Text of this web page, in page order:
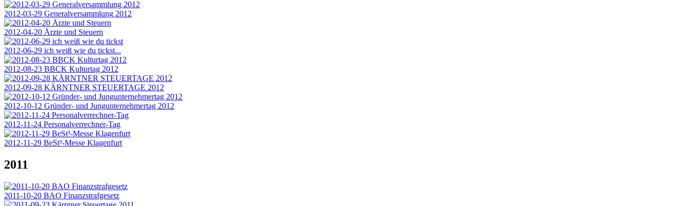
2012-03-29 Generalversammlung 2012
2012-04-20 Ärzte und Steuern
2012-06-29 ich weiß wie du tickst...
2012-08-23 BBCK Kulturtag 2012
2012-09-28 KÄRNTNER STEUERTAGE 2012
2012-10-12 Gründer- und Jungunternehmertag 2012
2012-11-24 Personalverrechner-Tag
2012-11-29 BeSt³-Messe Klagenfurt
2011
2011-10-20 BAO Finanzstrafgesetz